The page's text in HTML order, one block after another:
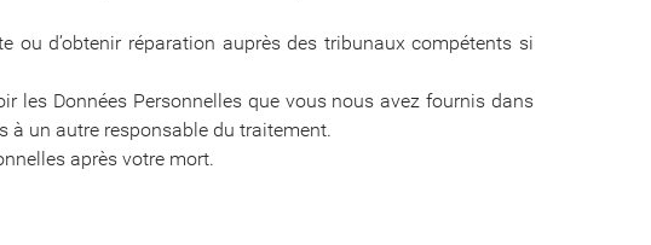
ou d’obtenir réparation auprès des tribunaux compétents si
les Données Personnelles que vous nous avez fournis dans
à un autre responsable du traitement.
après votre mort.